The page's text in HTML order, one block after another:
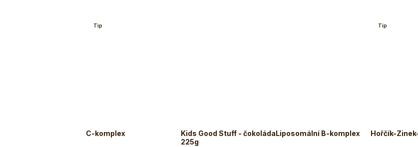
Tip
C-komplex
Kids Good Stuff - čokoláda
225g
Liposomální B-komplex
Tip
Hořčík-